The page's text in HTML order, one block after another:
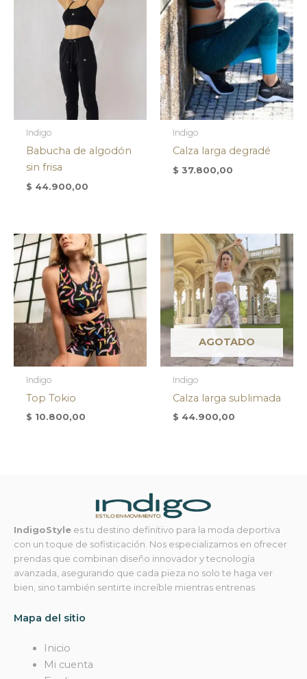
Indigo
Babucha de algodón
sin frisa
$ 44.900,00
Indigo
Calza larga degradé
$ 37.800,00
Indigo
Top Tokio
$ 10.800,00
AGOTADO
Indigo
Calza larga sublimada
$ 44.900,00
IndigoStyle es tu destino definitivo para la moda deportiva
con un toque de sofisticación. Nos especializamos en ofrecer
prendas que combinan diseño innovador y tecnología
avanzada, asegurando que cada pieza no solo te haga ver
bien, sino también sentirte increíble mientras entrenas
Mapa del sitio
Inicio
Mi cuenta